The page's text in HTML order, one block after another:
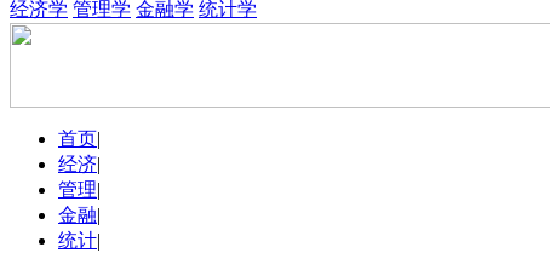
经济学 管理学 金融学 统计学
首页|
经济|
管理|
金融|
统计|